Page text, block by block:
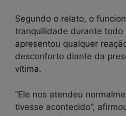
Segundo o relato, o
tranquilidade durante todo
apresentou qualquer
desconforto diante da
vítima.
“Ele nos atendeu
tivesse acontecido”,